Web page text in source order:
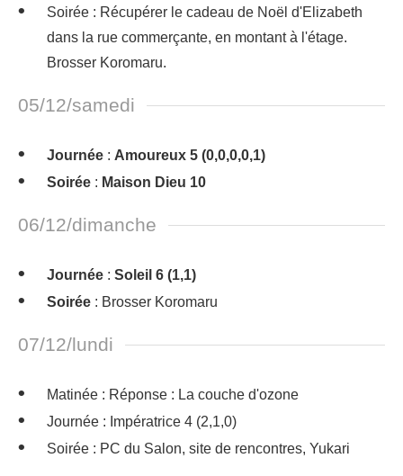
Soirée : Récupérer le cadeau de Noël d'Elizabeth
dans la rue commerçante, en montant à l'étage.
Brosser Koromaru.
05/12/samedi
Journée : Amoureux 5 (0,0,0,0,1)
Soirée : Maison Dieu 10
06/12/dimanche
Journée : Soleil 6 (1,1)
Soirée : Brosser Koromaru
07/12/lundi
Matinée : Réponse : La couche d'ozone
Journée : Impératrice 4 (2,1,0)
Soirée : PC du Salon, site de rencontres, Yukari